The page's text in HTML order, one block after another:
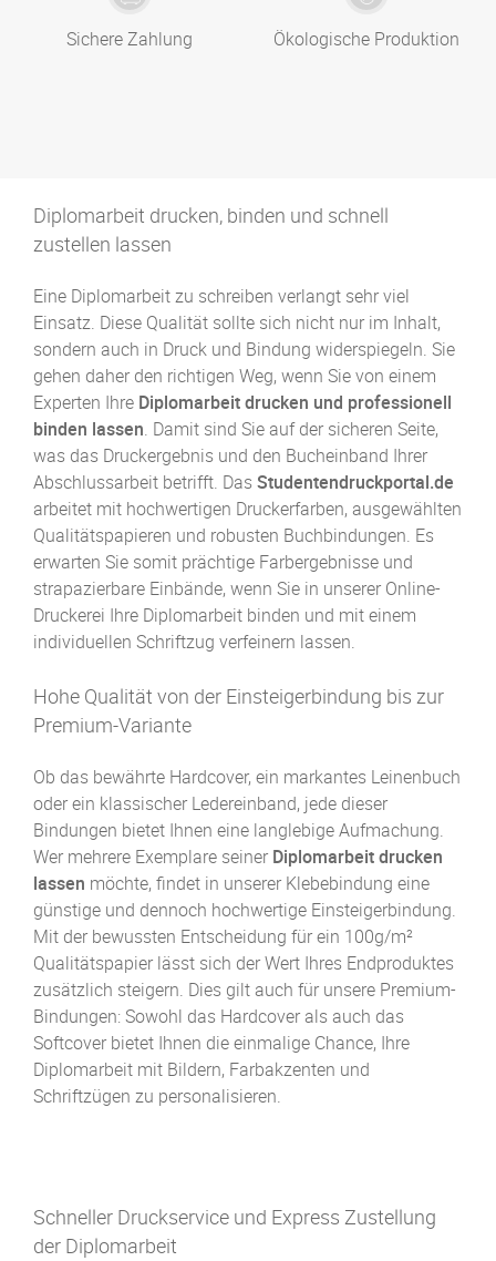
Sichere Zahlung Ökologische Produktion
Diplomarbeit drucken, binden und schnell
zustellen lassen
Eine Diplomarbeit zu schreiben verlangt sehr viel
Einsatz. Diese Qualität sollte sich nicht nur im Inhalt,
sondern auch in Druck und Bindung widerspiegeln. Sie
gehen daher den richtigen Weg, wenn Sie von einem
Experten Ihre Diplomarbeit drucken und professionell
binden lassen. Damit sind Sie auf der sicheren Seite,
was das Druckergebnis und den Bucheinband Ihrer
Abschlussarbeit betrifft. DasStudentendruckportal.de
arbeitet mit hochwertigen Druckerfarben, ausgewählten
Qualitätspapieren und robusten Buchbindungen. Es
erwarten Sie somit prächtige Farbergebnisse und
strapazierbare Einbände, wenn Sie in unserer Online-
Druckerei Ihre Diplomarbeit binden und mit einem
individuellen Schriftzug verfeinern lassen.
Hohe Qualität von der Einsteigerbindung bis zur
Premium-Variante
Ob das bewährte Hardcover, ein markantes Leinenbuch
oder ein klassischer Ledereinband, jede dieser
Bindungen bietet Ihnen eine langlebige Aufmachung.
Wer mehrere Exemplare seiner Diplomarbeit drucken
lassen möchte, findet in unserer Klebebindung eine
günstige und dennoch hochwertige Einsteigerbindung.
Mit der bewussten Entscheidung für ein 100g/m²
Qualitätspapier lässt sich der Wert Ihres Endproduktes
zusätzlich steigern. Dies gilt auch für unsere Premium-
Bindungen: Sowohl das Hardcover als auch das
Softcover bietet Ihnen die einmalige Chance, Ihre
Diplomarbeit mit Bildern, Farbakzenten und
Schriftzügen zu personalisieren.
Schneller Druckservice und Express Zustellung
der Diplomarbeit